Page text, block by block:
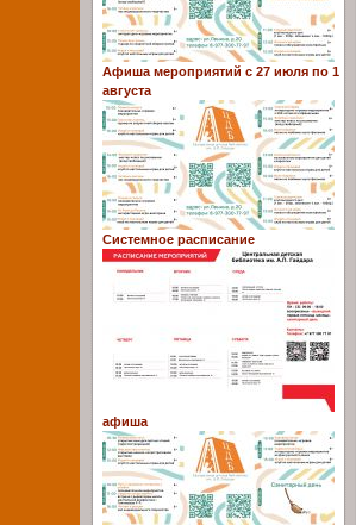
Афиша мероприятий с 27 июля по 1
августа
Системное расписание
афиша